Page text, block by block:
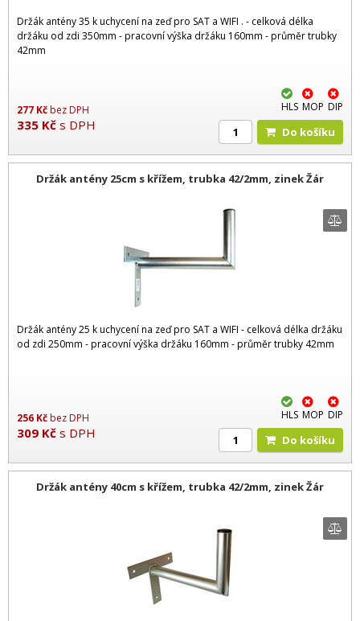
Držák antény 35 k uchycení na zeď pro SAT a WIFI . - celková délka
držáku od zdi 350mm - pracovní výška držáku 160mm - průměr trubky
42mm
277 Kčbez DPH
335 Kč s DPH
HLS MOP DIP
Do košíku
Držák antény 25cm s křížem, trubka 42/2mm, zinek Žár
Držák antény 25 k uchycení na zeď pro SAT a WIFI - celková délka držáku
od zdi 250mm - pracovní výška držáku 160mm - průměr trubky 42mm
256 Kčbez DPH
309 Kč s DPH
HLS MOP DIP
Do košíku
Držák antény 40cm s křížem, trubka 42/2mm, zinek Žár